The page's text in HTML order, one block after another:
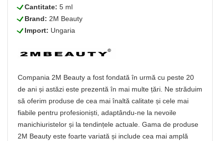
LCantitate: 5 ml
LBrand: 2M Beauty
LImport: Ungaria
Compania 2M Beauty a fost fondată în urmă cu peste 20
de ani și astăzi este prezentă în mai multe țări. Ne străduim
să oferim produse de cea mai înaltă calitate și cele mai
fiabile pentru profesioniști, adaptându-ne la nevoile
manichiuristelor și la tendințele actuale. Gama de produse
2M Beauty este foarte variată și include cea mai amplă